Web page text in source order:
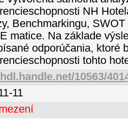
NH
Benchmarkingu,
matice. Na základe
odporúčania, ktoré
tohto
10563/
11